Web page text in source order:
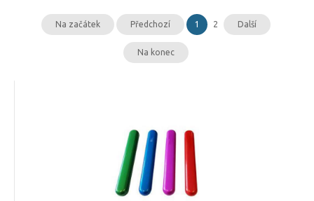
Na začátek Předchozí 1 2 Další
Na konec